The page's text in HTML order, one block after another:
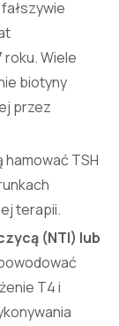
Wiele
biotyny
przez
hamować TSH
terapii.
(NTI) lub
T4 i